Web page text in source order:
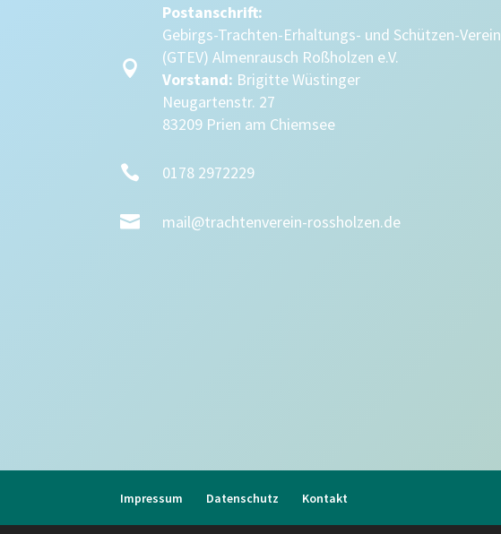

Postanschrift:
Gebirgs-Trachten-Erhaltungs- und Schützen-Verein
(GTEV) Almenrausch Roßholzen e.V.
Vorstand: Brigitte Wüstinger
Neugartenstr. 27
83209 Prien am Chiemsee
 0178 2972229
 mail@trachtenverein-rossholzen.de
Impressum Datenschutz Kontakt